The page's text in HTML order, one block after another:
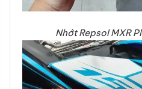
Nhớt Repsol MXR